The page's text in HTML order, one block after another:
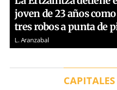
joven de 23 años
tres robos a punta de
L. Aranzabal